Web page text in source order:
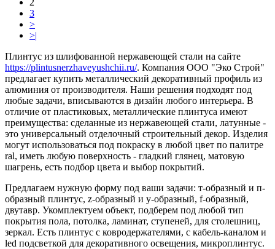
2
3
>
>|
Плинтус из шлифованной нержавеющей стали на сайте
https://plintusnerzhaveyushchii.ru/. Компания ООО "Эко Строй"
предлагает купить металлический декоративный профиль из
алюминия от производителя. Наши решения подходят под
любые задачи, вписываются в дизайн любого интерьера. В
отличие от пластиковых, металлические плинтуса имеют
преимущества: сделанные из нержавеющей стали, латунные -
это универсальный отделочный строительный декор. Изделия
могут использоваться под покраску в любой цвет по палитре
ral, иметь любую поверхность - гладкий глянец, матовую
шагрень, есть подбор цвета и выбор покрытий.
Предлагаем нужную форму под ваши задачи: т-образный и п-
образный плинтус, z-образный и y-образный, f-образный,
двутавр. Укомплектуем объект, подберем под любой тип
покрытия пола, потолка, ламинат, ступеней, для столешниц,
зеркал. Есть плинтус с ковродержателями, с кабель-каналом и
led подсветкой для декоративного освещения, микроплинтус.